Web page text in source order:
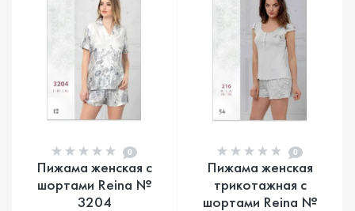
0
Пижама женская с
шортами Reina №
3204
0
Пижама женская
трикотажная с
шортами Reina №